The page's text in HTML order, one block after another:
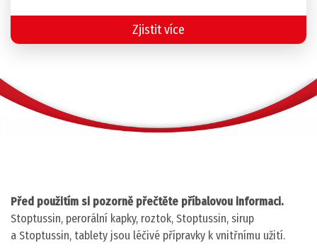
Zjistit více
Před použitím si pozorně přečtěte příbalovou informaci.
Stoptussin, perorální kapky, roztok, Stoptussin, sirup
a Stoptussin, tablety jsou léčivé přípravky k vnitřnímu užití.